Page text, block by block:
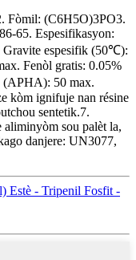
Fòmil: (C6H5O)3PO3.
65. Espesifikasyon:
Gravite espesifik (50℃):
Fenòl gratis: 0.05%
50 max.
kòm ignifuje nan résine
sentetik.7.
sou palèt la,
danjere: UN3077,
Estè - Tripenil Fosfit -